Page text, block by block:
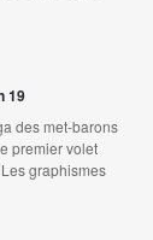
19
des met-barons
premier volet
graphismes